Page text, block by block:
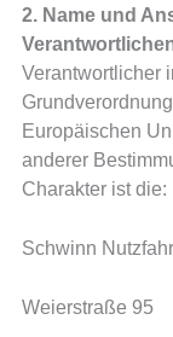
2. Name und
Verantwortlicher
Europäischen
anderer
Charakter ist die:
Schwinn
Weierstraße 95